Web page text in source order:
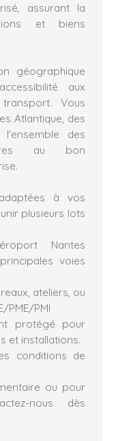
assurant la
et biens
géographique
aux
Vous
Atlantique, des
des
au bon
à vos
plusieurs lots
Nantes
voies
ateliers, ou
PME/PMI
protégé pour
et installations.
conditions de
ou pour
nous dès